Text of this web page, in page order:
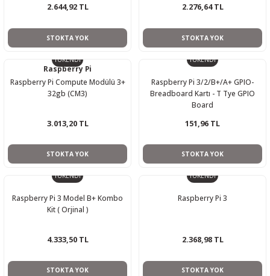
2.644,92 TL
STOKTA YOK
2.276,64 TL
STOKTA YOK
TÜKENDİ
Raspberry Pi
Raspberry Pi Compute Modülü 3+
32gb (CM3)
3.013,20 TL
STOKTA YOK
TÜKENDİ
Raspberry Pi 3/2/B+/A+ GPIO-
Breadboard Kartı - T Tye GPIO
Board
151,96 TL
STOKTA YOK
TÜKENDİ
Raspberry Pi 3 Model B+ Kombo
Kit ( Orjinal )
4.333,50 TL
STOKTA YOK
TÜKENDİ
Raspberry Pi 3
2.368,98 TL
STOKTA YOK